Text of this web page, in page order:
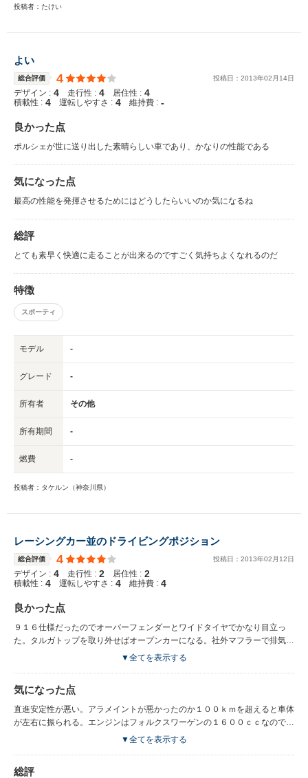
投稿者：たけい
よい
総合評価 4 投稿日： 2013年02 月 14日
デザイン : 4 走行性 : 4 居住性 : 4
積載性 : 4 運転しやすさ : 4 維持費 : -
良かった点
ポルシェが世に送り出した素晴らしい車であり、かなりの性能である
気になった点
最高の性能を発揮させるためにはどうしたらいいのか気になるね
総評
とても素早く快適に走ることが出来るのですごく気持ちよくなれるのだ
特徴
スポーティ
モデル -
グレード -
所有者 その他
所有期間 -
燃費 -
投稿者：タケルン（神奈川県）
レーシングカー並のドライビングポジション
総合評価 4 投稿日： 2013年02 月 12日
デザイン : 4 走行性 : 2 居住性 : 2
積載性 : 4 運転しやすさ : 4 維持費 : 4
良かった点
９１６仕様だったのでオーバーフェンダーとワイドタイヤでかなり目立っ
た。タルガトップを取り外せばオープンカーになる。社外マフラーで排気音
▼全てを表示する
気になった点
直進安定性が悪い。アラメイントが悪かったのか１００ｋｍを超えると車体
が左右に振られる。エンジンはフォルクスワーゲンの１６００ｃｃなので早
くはない。２０００ｃｃはかなり早いと聞いた時はショックだった。
▼全てを表示する
総評